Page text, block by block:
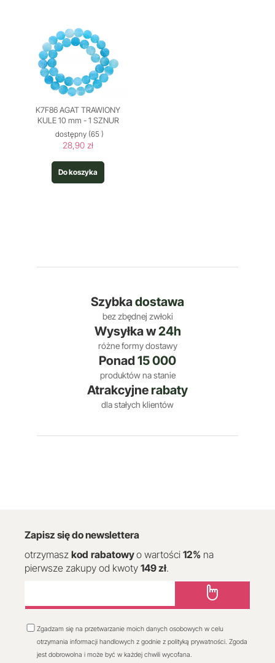
K7F86 AGAT TRAWIONY
KULE 10 mm - 1 SZNUR
dostępny (65 )
28,90 zł
Do koszyka
Szybkadostawa
bez zbędnej zwłoki
Wysyłka w24h
różne formy dostawy
Ponad 15 000
produktów na stanie
Atrakcyjnerabaty
dla stałych klientów
Zapisz się do newslettera
otrzymasz kod rabatowyo wartości 12% na
pierwsze zakupy od kwoty 149 zł.
Zgadzam się na przetwarzanie moich danych osobowych w celu
otrzymania informacji handlowych z godnie z polityką prywatności. Zgoda
jest dobrowolna i może być w każdej chwili wycofana.